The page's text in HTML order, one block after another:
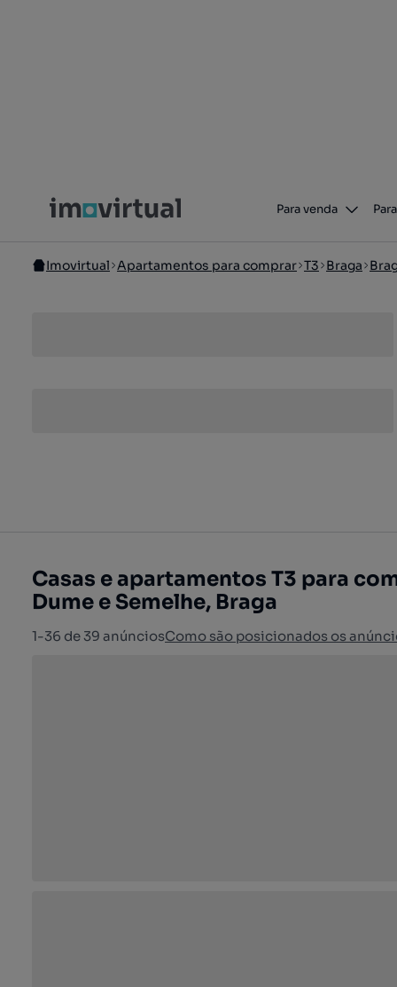
Para venda
Imovirtual Apartamentos para comprar T3 Braga
Casas e apartamentos T3 para
Dume e Semelhe, Braga
1-36 de 39 anúnciosComo são posicionados os